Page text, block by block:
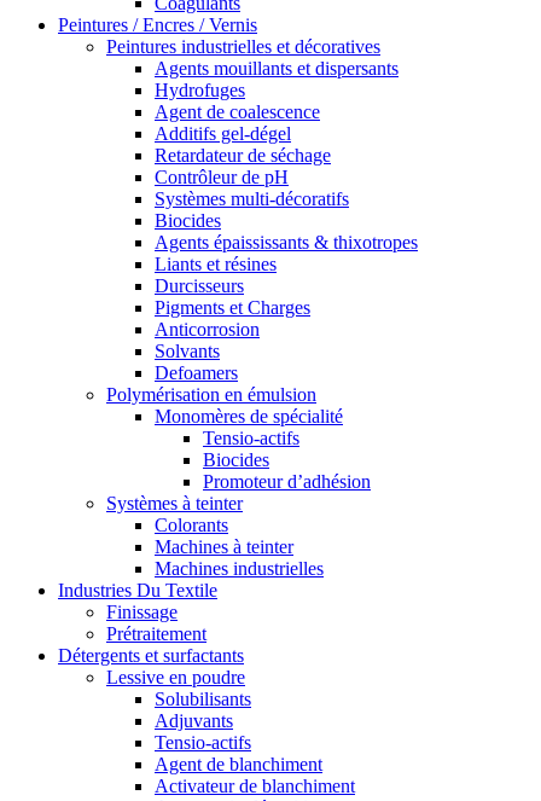
Peintures / Encres / Vernis
Peintures industrielles et décoratives
Agents mouillants et dispersants
Hydrofuges
Agent de coalescence
Additifs gel-dégel
Retardateur de séchage
Contrôleur de pH
Systèmes multi-décoratifs
Biocides
Agents épaississants & thixotropes
Liants et résines
Durcisseurs
Pigments et Charges
Anticorrosion
Solvants
Defoamers
Polymérisation en émulsion
Monomères de spécialité
Tensio-actifs
Biocides
Promoteur d’adhésion
Systèmes à teinter
Colorants
Machines à teinter
Machines industrielles
Industries Du Textile
Finissage
Prétraitement
Détergents et surfactants
Lessive en poudre
Solubilisants
Adjuvants
Tensio-actifs
Agent de blanchiment
Activateur de blanchiment